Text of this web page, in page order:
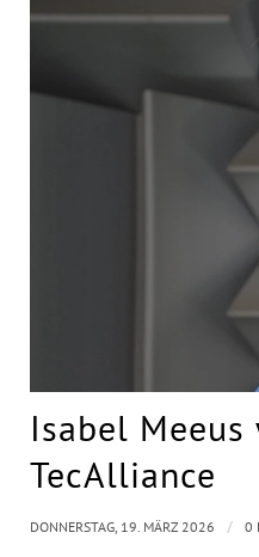
Isabel
TecAlliance
DONNERSTAG, 19. MÄRZ 2026 / 0